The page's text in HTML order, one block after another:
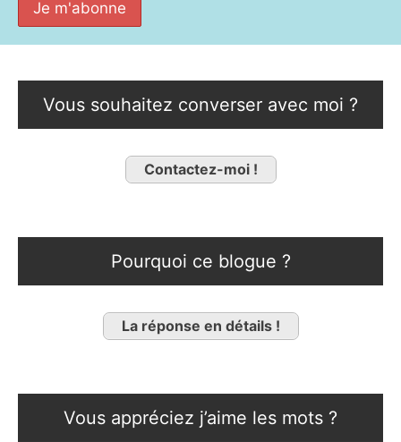
Vous souhaitez converser avec moi ?
Contactez-moi !
Pourquoi ce blogue ?
La réponse en détails !
Vous appréciez j’aime les mots ?